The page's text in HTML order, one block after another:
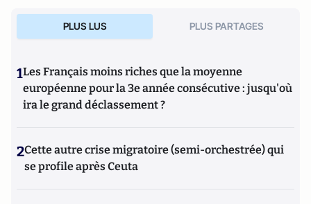
PLUS LUS PLUS PARTAGES
1Les Français moins riches que la moyenne
européenne pour la 3e année consécutive : jusqu'où
ira le grand déclassement ?
2Cette autre crise migratoire (semi-orchestrée) qui
se profile après Ceuta